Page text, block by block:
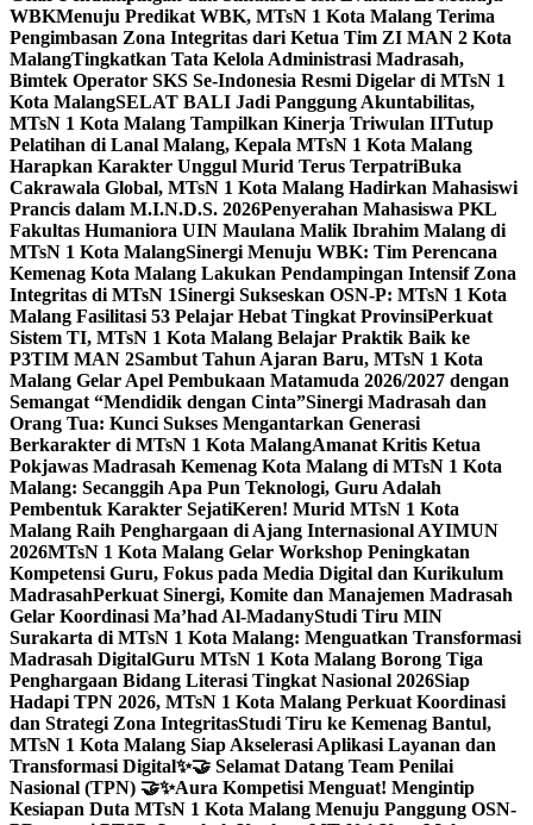
WBKMenuju Predikat WBK, MTsN 1 Kota Malang Terima
Pengimbasan Zona Integritas dari Ketua Tim ZI MAN 2 Kota
MalangTingkatkan Tata Kelola Administrasi Madrasah,
Bimtek Operator SKS Se-Indonesia Resmi Digelar di MTsN 1
Kota MalangSELAT BALI Jadi Panggung Akuntabilitas,
MTsN 1 Kota Malang Tampilkan Kinerja Triwulan IITutup
Pelatihan di Lanal Malang, Kepala MTsN 1 Kota Malang
Harapkan Karakter Unggul Murid Terus TerpatriBuka
Cakrawala Global, MTsN 1 Kota Malang Hadirkan Mahasiswi
Prancis dalam M.I.N.D.S. 2026Penyerahan Mahasiswa PKL
Fakultas Humaniora UIN Maulana Malik Ibrahim Malang di
MTsN 1 Kota MalangSinergi Menuju WBK: Tim Perencana
Kemenag Kota Malang Lakukan Pendampingan Intensif Zona
Integritas di MTsN 1Sinergi Sukseskan OSN-P: MTsN 1 Kota
Malang Fasilitasi 53 Pelajar Hebat Tingkat ProvinsiPerkuat
Sistem TI, MTsN 1 Kota Malang Belajar Praktik Baik ke
P3TIM MAN 2Sambut Tahun Ajaran Baru, MTsN 1 Kota
Malang Gelar Apel Pembukaan Matamuda 2026/2027 dengan
Semangat “Mendidik dengan Cinta”Sinergi Madrasah dan
Orang Tua: Kunci Sukses Mengantarkan Generasi
Berkarakter di MTsN 1 Kota MalangAmanat Kritis Ketua
Pokjawas Madrasah Kemenag Kota Malang di MTsN 1 Kota
Malang: Secanggih Apa Pun Teknologi, Guru Adalah
Pembentuk Karakter SejatiKeren! Murid MTsN 1 Kota
Malang Raih Penghargaan di Ajang Internasional AYIMUN
2026MTsN 1 Kota Malang Gelar Workshop Peningkatan
Kompetensi Guru, Fokus pada Media Digital dan Kurikulum
MadrasahPerkuat Sinergi, Komite dan Manajemen Madrasah
Gelar Koordinasi Ma’had Al-MadanyStudi Tiru MIN
Surakarta di MTsN 1 Kota Malang: Menguatkan Transformasi
Madrasah DigitalGuru MTsN 1 Kota Malang Borong Tiga
Penghargaan Bidang Literasi Tingkat Nasional 2026Siap
Hadapi TPN 2026, MTsN 1 Kota Malang Perkuat Koordinasi
dan Strategi Zona IntegritasStudi Tiru ke Kemenag Bantul,
MTsN 1 Kota Malang Siap Akselerasi Aplikasi Layanan dan
Transformasi Digital✨🤝 Selamat Datang Team Penilai
Nasional (TPN) 🤝✨Aura Kompetisi Menguat! Mengintip
Kesiapan Duta MTsN 1 Kota Malang Menuju Panggung OSN-